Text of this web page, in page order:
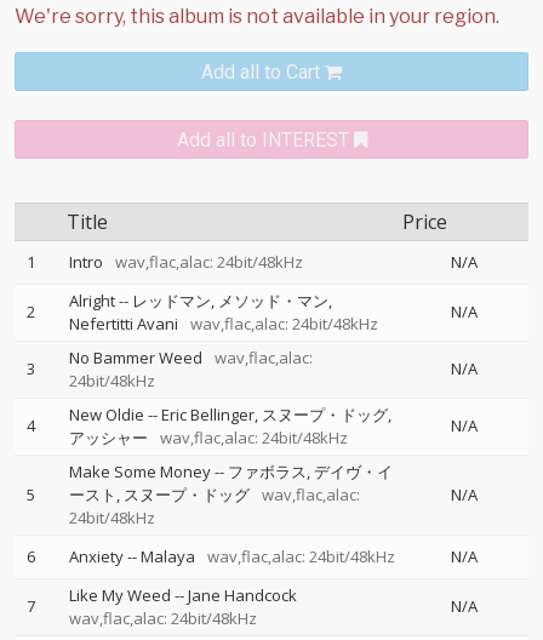
Add all to Cart
Add all to INTEREST
Title Price
1 Intro wav,flac,alac: 24bit/48kHz N/A
2 Alright-- レッドマン メソッド・マン
Nefertitti Avani
wav,flac,alac: 24bit/48kHz
N/A
3 No Bammer Weed
wav,flac,alac:
24bit/48kHz
N/A
4 New Oldie --Eric Bellinger スヌープ・ドッグ
アッシャー
wav,flac,alac: 24bit/48kHz
N/A
5
Make Some Money-- ファボラス デイヴ・イ
ースト スヌープ・ドッグ wav,flac,alac:
24bit/48kHz
N/A
6 Anxiety--Malaya wav,flac,alac: 24bit/48kHz N/A
7 Like My Weed --Jane Handcock
wav,flac,alac: 24bit/48kHz
N/A